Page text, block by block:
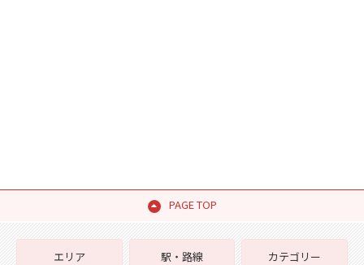
PAGE TOP
エリア
駅・路線
カテゴリー